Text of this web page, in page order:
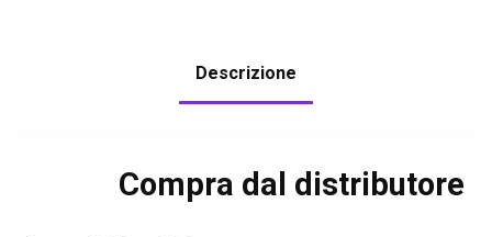
Descrizione
Compra dal distributore